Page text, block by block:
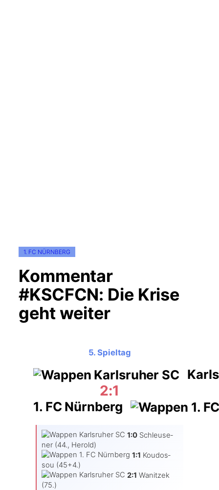
1. FC NÜRNBERG
Kommentar
#KSCFCN: Die Krise
geht weiter
5. Spieltag
2:1
1. FC Nürnberg
1:0Schleu­se­
ner (44., Herold)
1:1 Kou­do­s­
sou (45+4.)
2:1 Wanit­zek
(75.)